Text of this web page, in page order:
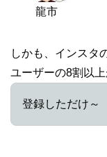
龍市
しかも、インスタ
ユーザーの8割以
登録しただけ～